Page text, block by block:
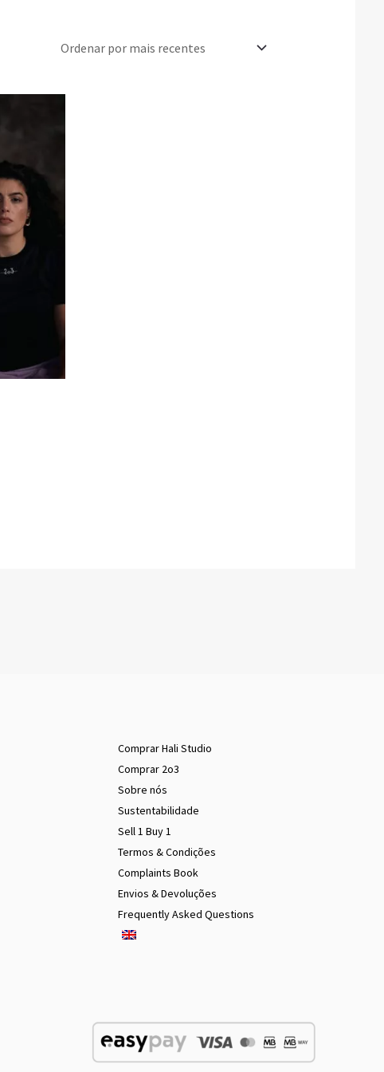
Comprar Hali Studio
Comprar 2o3
Sobre nós
Sustentabilidade
Sell 1 Buy 1
Termos & Condições
Complaints Book
Envios & Devoluções
Frequently Asked Questions